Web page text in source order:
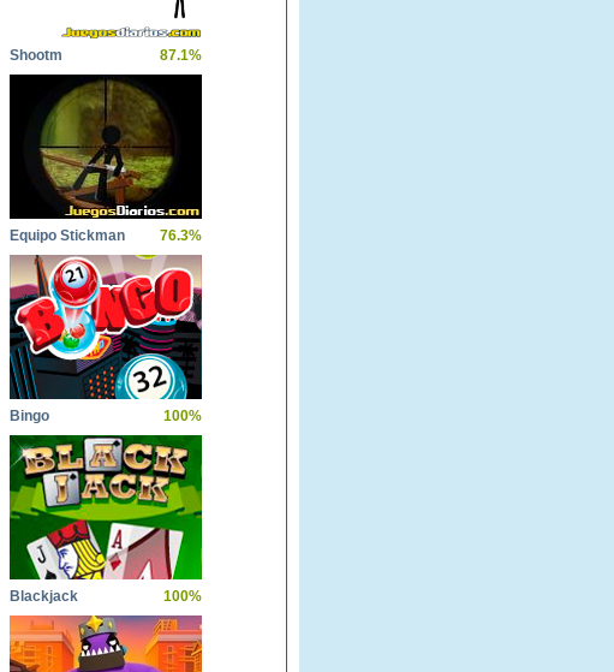
Shootm 87.1%
Equipo Stickman 76.3%
Bingo 100%
Blackjack 100%